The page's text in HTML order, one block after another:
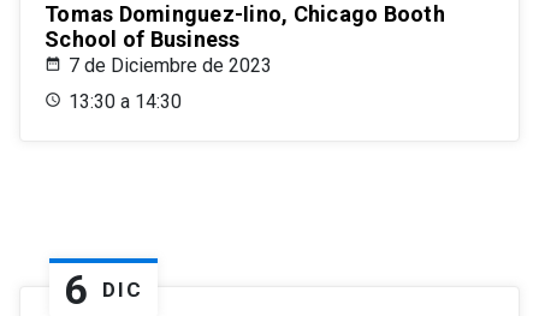
Tomas Dominguez-Iino, Chicago Booth
School of Business
7 de Diciembre de 2023
13:30 a 14:30
6 DIC